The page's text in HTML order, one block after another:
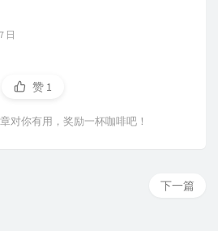
日
赞 1
对你有用，奖励一杯咖啡吧！
下一篇